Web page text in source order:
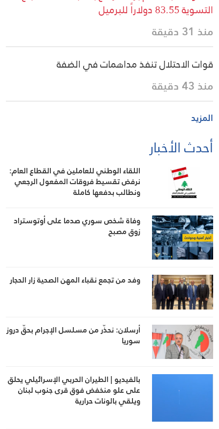
التسوية 83.55 دولاراً للبرميل
منذ 31 دقيقة
قوات الاحتلال تنفذ مداهمات في الضفة
منذ 43 دقيقة
المزيد
أحدث الأخبار
اللقاء الوطني للعاملين في القطاع العام:
نرفض تقسيط فروقات المفعول الرجعي
ونطالب بدفعها كاملة
وفاة شخص سوري صدما على أوتوستراد
زوق مصبح
وفد من تجمع نقباء المهن الصحية زار الحجار
أرسلان: نحذّر من مسلسل الإجرام بحقّ دروز
سوريا
بالفيديو | الطيران الحربي الإسرائيلي يحلق
على علو منخفض فوق قرى جنوب لبنان
ويلقي بالونات حرارية